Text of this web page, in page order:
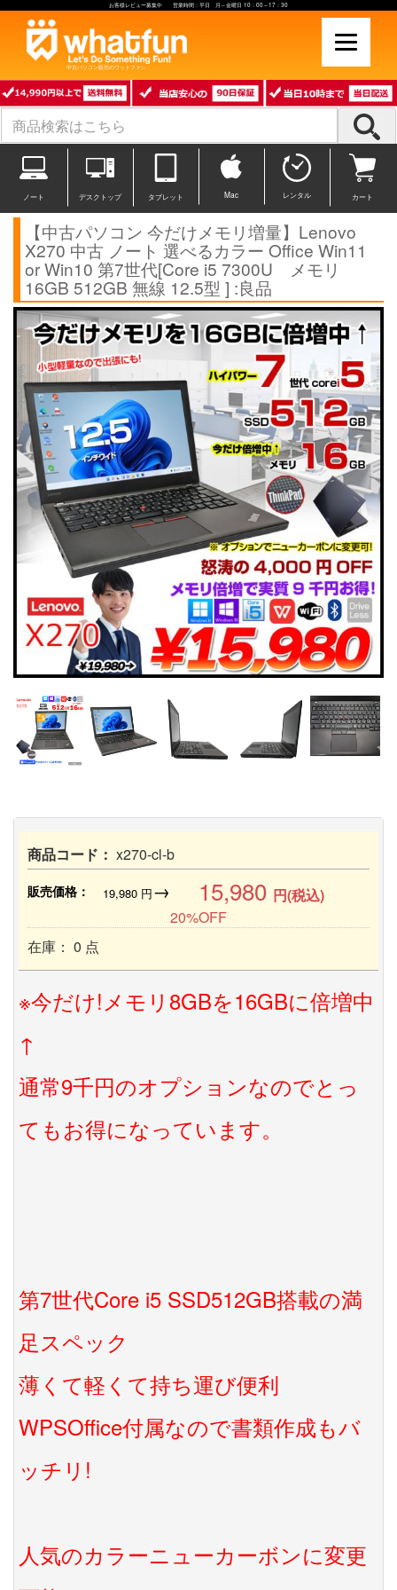
お客様レビュー募集中 営業時間：平日 月～金曜日 10：00～17：30
中古パソコン販売のワットファン
ノート デスクトップ タブレット Mac レンタル カート
【中古パソコン 今だけメモリ増量】Lenovo
X270 中古 ノート 選べるカラー Office Win11
or Win10 第7世代[Core i5 7300U メモリ
16GB 512GB 無線 12.5型 ] :良品
商品コード： x270-cl-b
販売価格： 19,980円→ 15,980 円(税込)
20%OFF
在庫： 0 点
※今だけ!メモリ8GBを16GBに倍増中
↑
通常9千円のオプションなのでとっ
てもお得になっています。
第7世代Core i5 SSD512GB搭載の満
足スペック
薄くて軽くて持ち運び便利
WPSOffice付属なので書類作成もバ
ッチリ!
人気のカラーニューカーボンに変更